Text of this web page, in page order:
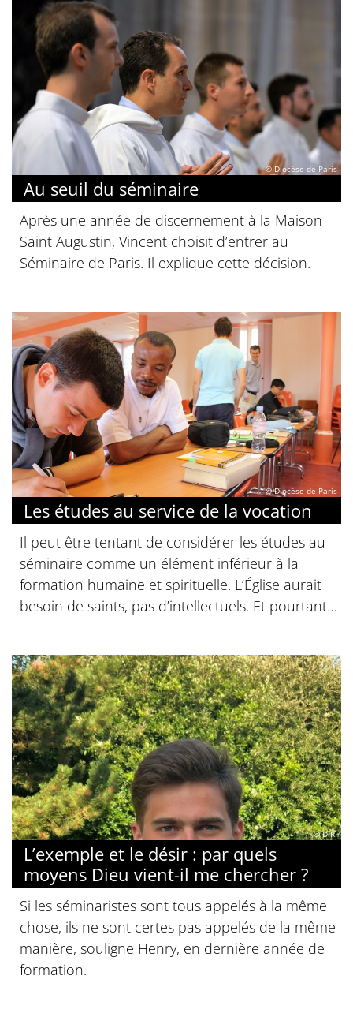
© Diocèse de Paris
Au seuil du séminaire
Après une année de discernement à la Maison
Saint Augustin, Vincent choisit d’entrer au
Séminaire de Paris. Il explique cette décision.
© Diocèse de Paris
Les études au service de la vocation
Il peut être tentant de considérer les études au
séminaire comme un élément inférieur à la
formation humaine et spirituelle. L’Église aurait
besoin de saints, pas d’intellectuels. Et pourtant…
© D.R.
L’exemple et le désir : par quels
moyens Dieu vient-il me chercher ?
Si les séminaristes sont tous appelés à la même
chose, ils ne sont certes pas appelés de la même
manière, souligne Henry, en dernière année de
formation.